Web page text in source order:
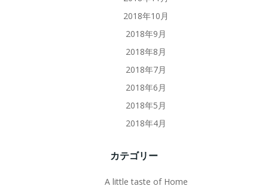
2018年10月
2018年9月
2018年8月
2018年7月
2018年6月
2018年5月
2018年4月
カテゴリー
A little taste of Home